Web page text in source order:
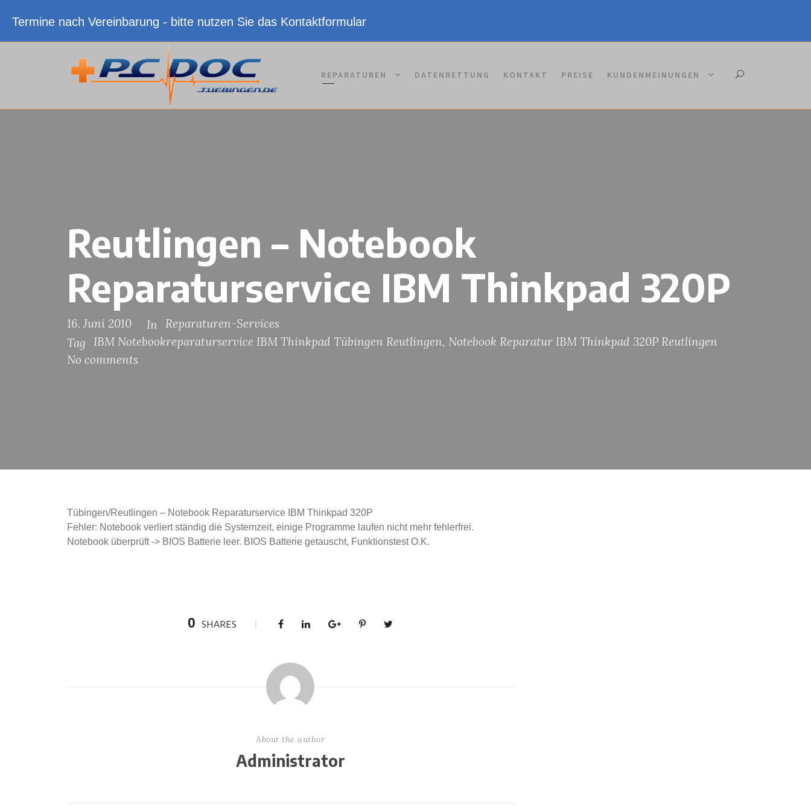
Termine nach Vereinbarung - bitte nutzen Sie das Kontaktformular
REPARATUREN DATENRETTUNG KONTAKT PREISE KUNDENMEINUNGEN
Reutlingen – Notebook
Reparaturservice IBM Thinkpad 320P
16. Juni 2010 In
Reparaturen-Services
Tag
IBM Notebookreparaturservice IBM Thinkpad Tübingen Reutlingen, Notebook Reparatur IBM Thinkpad 320P Reutlingen
No comments
Tübingen/Reutlingen – Notebook Reparaturservice IBM Thinkpad 320P
Fehler: Notebook verliert ständig die Systemzeit, einige Programme laufen nicht mehr fehlerfrei.
Notebook überprüft -> BIOS Batterie leer. BIOS Batterie getauscht, Funktionstest O.K.
0 SHARES
About the author
Administrator